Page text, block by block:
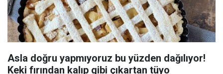
Asla doğru yapmıyoruz bu yüzden dağılıyor!
Keki fırından kalıp gibi çıkartan tüyo